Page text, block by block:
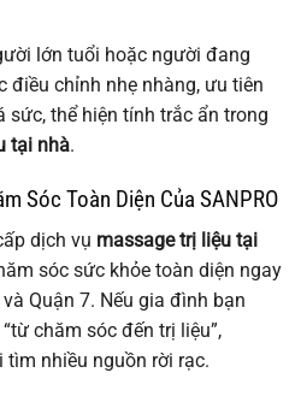
lớn tuổi hoặc người đang
điều chỉnh nhẹ nhàng, ưu tiên
sức, thể hiện tính trắc ẩn trong
tại nhà.
Sóc Toàn Diện Của SANPRO
dịch vụ massage trị liệu tại
sóc sức khỏe toàn diện ngay
Quận 7. Nếu gia đình bạn
chăm sóc đến trị liệu”,
tìm nhiều nguồn rời rạc.